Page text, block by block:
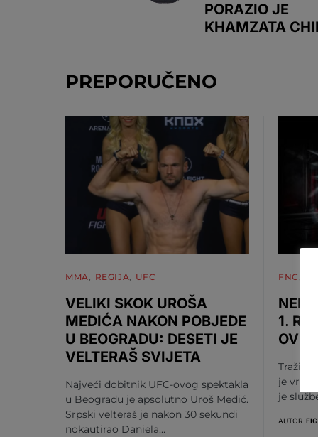
PORAZIO JE
KHAMZATA
PREPORUČENO
MMA REGIJA UFC
VELIKI SKOK UROŠA
MEDIĆA NAKON POBJEDE
U BEOGRADU: DESETI JE
VELTERAŠ SVIJETA
Najveći dobitnik UFC-ovog spektakla
u Beogradu je apsolutno Uroš Medić.
Srpski velteraš je nakon 30 sekundi
nokautirao Daniela…
FNC
1.
OV
Tražili
je
je
AUTOR